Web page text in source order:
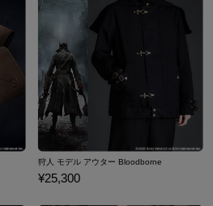
狩人 モデル アウター Bloodborne
¥25,300